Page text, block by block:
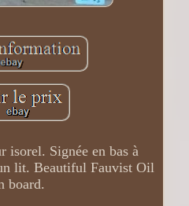
isorel. Signée en bas à
lit. Beautiful Fauvist Oil
board.